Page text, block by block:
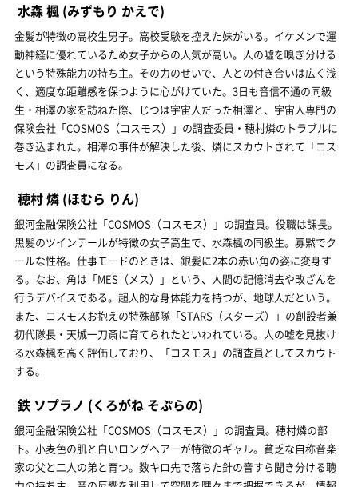
水森 楓 (みずもり かえで)
金髪が特徴の高校生男子。高校受験を控えた妹がいる。イケメンで運
動神経に優れているため女子からの人気が高い。人の嘘を嗅ぎ分ける
という特殊能力の持ち主。その力のせいで、人との付き合いは広く浅
く、適度な距離感を保つように心がけていた。3日も音信不通の同級
生・相澤の家を訪ねた際、じつは宇宙人だった相澤と、宇宙人専門の
保険会社「COSMOS（コスモス）」の調査委員・穂村燐のトラブルに
巻き込まれた。相澤の事件が解決した後、燐にスカウトされて「コス
モス」の調査員になる。
穂村 燐 (ほむら りん)
銀河金融保険公社「COSMOS（コスモス）」の調査員。役職は課長。
黒髪のツインテールが特徴の女子高生で、水森楓の同級生。寡黙でク
ールな性格。仕事モードのときは、銀髪に2本の赤い角の姿に変身す
る。なお、角は「MES（メス）」という、人間の記憶消去や改ざんを
行うデバイスである。超人的な身体能力を持つが、地球人だという。
また、コスモスお抱えの特殊部隊「STARS（スターズ）」の創設者兼
初代隊長・天城一刀斎に育てられたといわれている。人の嘘を見抜け
る水森楓を高く評価しており、「コスモス」の調査員としてスカウト
する。
鉄 ソプラノ (くろがね そぷらの)
銀河金融保険公社「COSMOS（コスモス）」の調査員。穂村燐の部
下。小麦色の肌と白いロングヘアーが特徴のギャル。貧乏な自称音楽
家の父と二人の弟と育つ。数キロ先で落ちた針の音すら聞き分ける聴